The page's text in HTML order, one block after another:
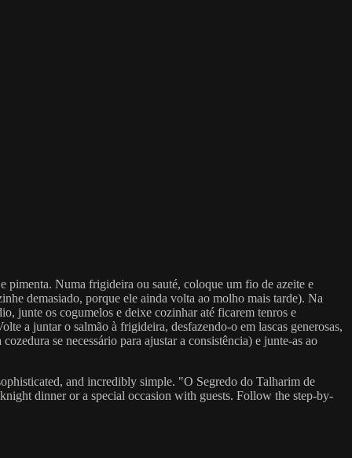
pimenta. Numa frigideira ou sauté, coloque um fio de azeite e
demasiado, porque ele ainda volta ao molho mais tarde). Na
junte os cogumelos e deixe cozinhar até ficarem tenros e
a juntar o salmão à frigideira, desfazendo-o em lascas generosas,
se necessário para ajustar a consistência) e junte-as ao
and incredibly simple. "O Segredo do Talharim de
dinner or a special occasion with guests. Follow the step-by-